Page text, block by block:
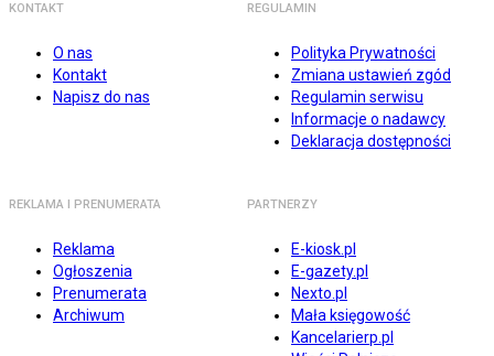
KONTAKT
O nas
Kontakt
Napisz do nas
REGULAMIN
Polityka Prywatności
Zmiana ustawień zgód
Regulamin serwisu
Informacje o nadawcy
Deklaracja dostępności
REKLAMA I PRENUMERATA
Reklama
Ogłoszenia
Prenumerata
Archiwum
PARTNERZY
E-kiosk.pl
E-gazety.pl
Nexto.pl
Mała księgowość
Kancelarierp.pl